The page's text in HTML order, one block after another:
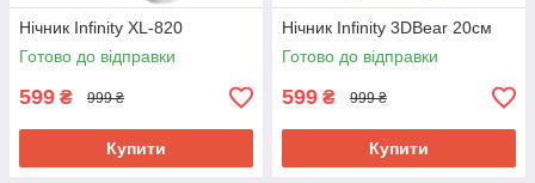
Нічник Infinity XL-820
Готово до відправки
599 ₴ 999 ₴
Купити
Нічник Infinity 3DBear 20см
Готово до відправки
599 ₴ 999 ₴
Купити